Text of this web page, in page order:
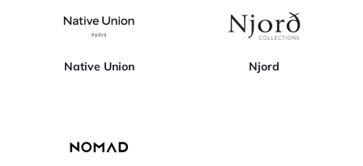
Native Union Njord